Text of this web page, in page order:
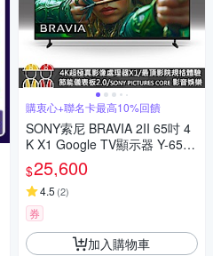
購衷心+聯名卡最高10%回饋
SONY索尼 BRAVIA 2II 65吋 4
K X1 Google TV顯示器 Y-65S2
0M2
$25,600
4.5 (2)
券
加入購物車